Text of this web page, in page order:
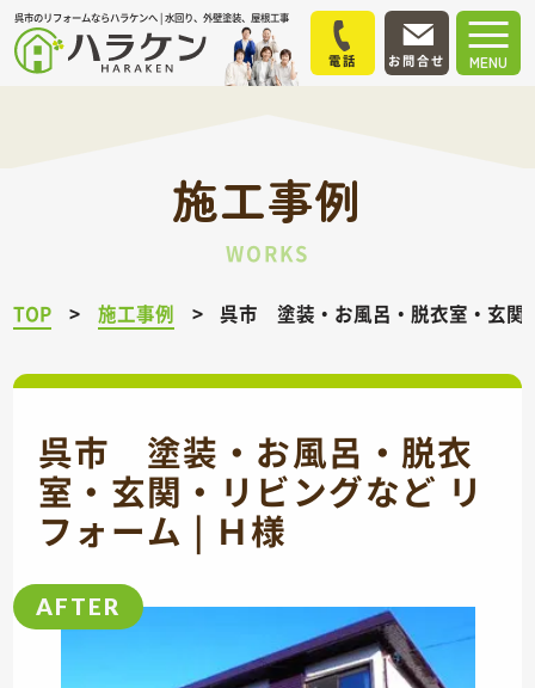
呉市のリフォームならハラケンへ | 水回り、外壁塗装、屋根工事
MENU
電話 お問合せ
施工事例
WORKS
TOP 施工事例 呉市 塗装・お風呂・脱衣室・玄関
呉市 塗装・お風呂・脱衣
室・玄関・リビングなど リ
フォーム | Ｈ様